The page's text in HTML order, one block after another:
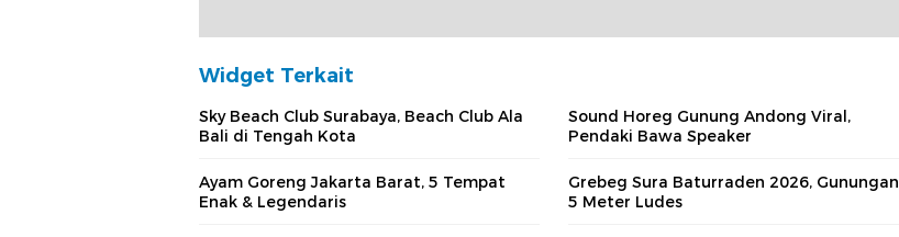
Widget Terkait
Sky Beach Club Surabaya, Beach Club Ala
Bali di Tengah Kota
Sound Horeg Gunung Andong Viral,
Pendaki Bawa Speaker
Ayam Goreng Jakarta Barat, 5 Tempat
Enak & Legendaris
Grebeg Sura Baturraden 2026, Gunungan
5 Meter Ludes